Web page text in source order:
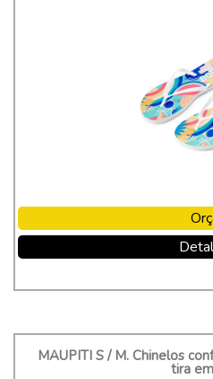
MAUPITI S / M. Chinelos
tira